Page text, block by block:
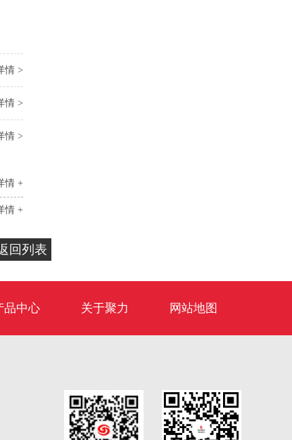
情 >
情 >
情 >
情 +
情 +
回列表
品中心 关于聚力 网站地图